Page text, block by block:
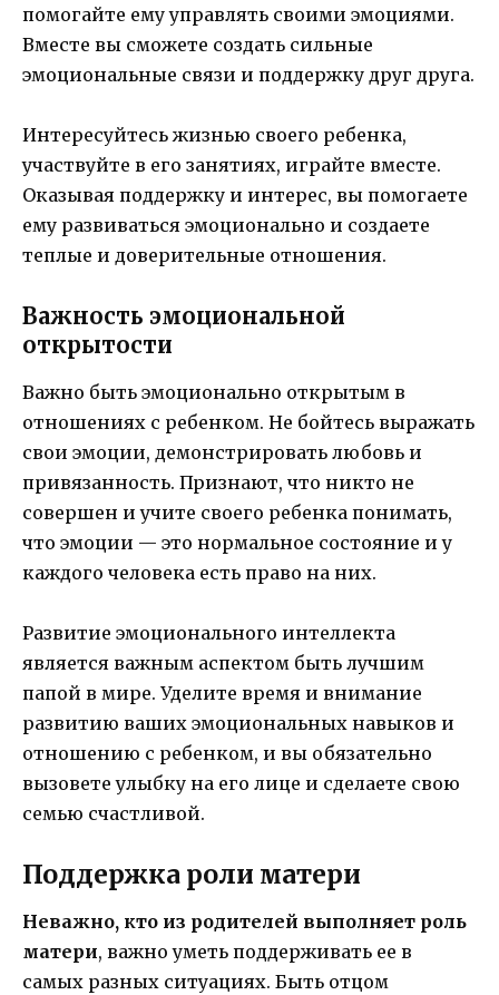
помогайте ему управлять своими эмоциями.
Вместе вы сможете создать сильные
эмоциональные связи и поддержку друг друга.
Интересуйтесь жизнью своего ребенка,
участвуйте в его занятиях, играйте вместе.
Оказывая поддержку и интерес, вы помогаете
ему развиваться эмоционально и создаете
теплые и доверительные отношения.
Важность эмоциональной
открытости
Важно быть эмоционально открытым в
отношениях с ребенком. Не бойтесь выражать
свои эмоции, демонстрировать любовь и
привязанность. Признают, что никто не
совершен и учите своего ребенка понимать,
что эмоции — это нормальное состояние и у
каждого человека есть право на них.
Развитие эмоционального интеллекта
является важным аспектом быть лучшим
папой в мире. Уделите время и внимание
развитию ваших эмоциональных навыков и
отношению с ребенком, и вы обязательно
вызовете улыбку на его лице и сделаете свою
семью счастливой.
Поддержка роли матери
Неважно, кто из родителей выполняет роль
матери, важно уметь поддерживать ее в
самых разных ситуациях. Быть отцом